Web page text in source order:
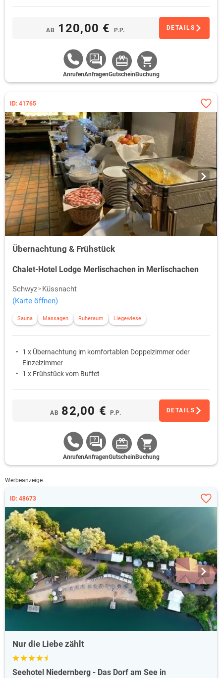
AB 120,00 € P.P. DETAILS
AnrufenAnfragenGutschein Buchung
ID: 41765
Übernachtung & Frühstück
Chalet-Hotel Lodge Merlischachen in Merlischachen
Schwyz
Küssnacht
(Karte öffnen)
Sauna Massagen Ruheraum Liegewiese
1 x Übernachtung im komfortablen Doppelzimmer oder
Einzelzimmer
1 x Frühstück vom Buffet
AB 82,00 € P.P. DETAILS
AnrufenAnfragenGutschein Buchung
Werbeanzeige
ID: 48673
Nur die Liebe zählt
Seehotel Niedernberg - Das Dorf am See in